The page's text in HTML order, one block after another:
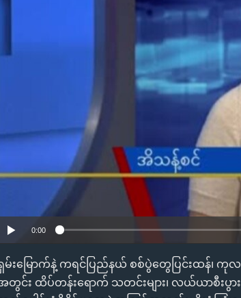
0:00
မ်းမြောက်နဲ့ ကရင်ပြည်နယ် စစ်ပွဲတွေပြင်းထန်၊ ကု
တွင်း ထိပ်တန်းရောက် သတင်းများ၊ လယ်ယာစီးပွာ